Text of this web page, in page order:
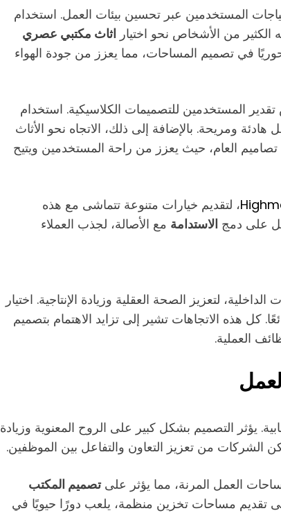
تلبية احتياجات المستخدمين عبر تحسين بيئات العمل. استخدام
الكثير من الأشخاص نحو اختيار اثاث مكتبي عصري
في تصميم المساحات، مما يعزز من جودة الهواء
المستخدمين للتصميمات الكلاسيكية. استخدام
ومريحة. بالإضافة إلى ذلك، الاتجاه نحو الأثاث
العام، حيث يعزز من راحة المستخدمين ويتيح
، لتقديم خيارات متنوعة تتماشى مع هذه
على دمج الاستدامة مع الأصالة، لجذب العملاء
لتعزيز الصحة العقلية وزيادة الإنتاجية. اختيار
كل هذه الاتجاهات تشير إلى تزايد الاهتمام بتصميم
العملية.
يؤثر التصميم بشكل كبير على الروح المعنوية وزيادة
الشركات من تعزيز التعاون والتفاعل بين الموظفين.
تصميم المكتب
تقديم مساحات تخزين منظمة، يلعب دورًا حيويًا في